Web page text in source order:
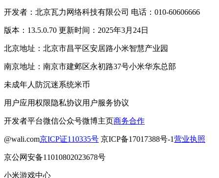
开发者：北京瓦力网络科技有限公司 电话：010-60606666
版本：13.5.0.70 更新时间：2025年3月24日
北京地址：北京市昌平区安居路小米智慧产业园
南京地址：南京市建邺区永初路37号小米华东总部
未成年人防沉迷系统米币
用户应用权限隐私协议用户服务协议
开发者平台微信公众号微博主页商务合作
@wali.com京ICP证110335号 京ICP备17017388号-1营业执照
京公网安备11010802023678号
小米游戏中心